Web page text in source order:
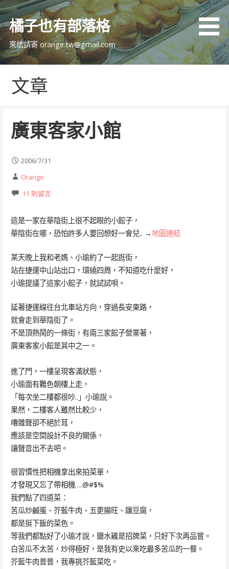
跳
主
內
橘子也有部落格
來信請寄 orange.tw@gmail.com
文章
廣東客家小館
2006/7/31
Orange
11 則留言
這是一家在華陰街上很不起眼的小館子，
華陰街在哪，恐怕許多人要回想好一會兒.. →地圖連結
某天晚上我和老媽、小瑜約了一起逛街，
站在捷運中山站出口，環繞四周，不知道吃什麼好，
小瑜提議了這家小館子，就試試唄。
延著捷運線往台北車站方向，穿過長安東路，
就會走到華陰街了。
不是頂熱鬧的一條街，有兩三家館子營業著，
廣東客家小館是其中之一。
進了門，一樓呈現客滿狀態，
小瑜面有難色朝樓上走，
「每次坐二樓都很吵..」小瑜說。
果然，二樓客人雖然比較少，
嘈雜聲卻不絕於耳，
應該是空間設計不良的關係，
讓聲音出不去吧。
很習慣性把相機拿出來拍菜單，
才發現又忘了帶相機….@#$%
我們點了四道菜：
苦瓜炒鹹蛋、芥藍牛肉、五更腸旺、鑲豆腐，
都是挺下飯的菜色。
等我們都點好了小瑜才說，鹽水雞是招牌菜，只好下次再品嘗。
白苦瓜不太苦，炒得極好，是我有史以來吃最多苦瓜的一餐。
芥藍牛肉普普，我專挑芥藍菜吃。